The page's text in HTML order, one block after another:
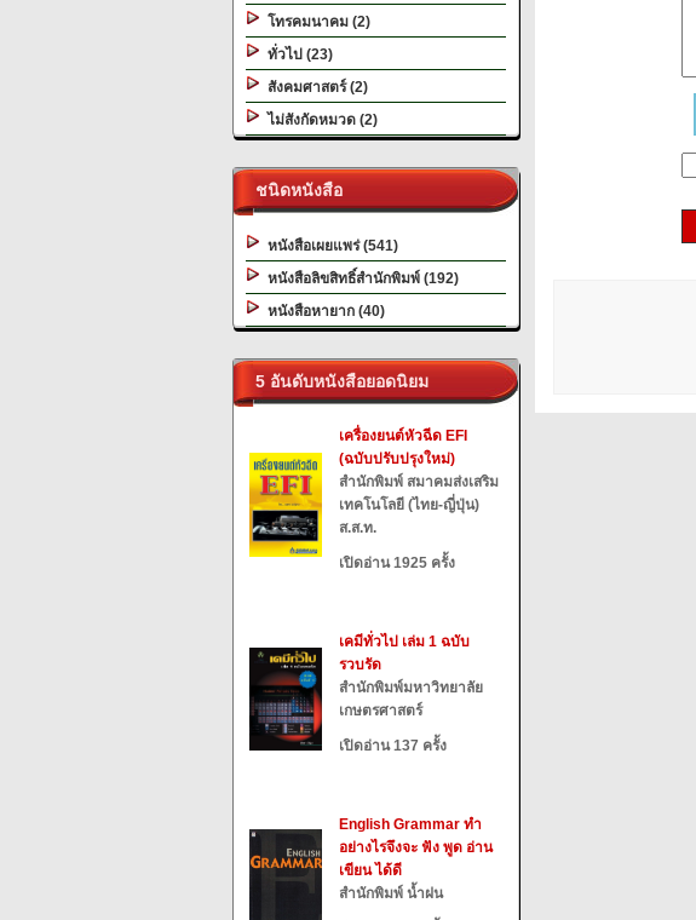
โทรคมนาคม (2)
ทั่วไป (23)
สังคมศาสตร์ (2)
ไม่สังกัดหมวด (2)
ชนิดหนังสือ
หนังสือเผยแพร่ (541)
หนังสือลิขสิทธิ์สำนักพิมพ์ (192)
หนังสือหายาก (40)
5 อันดับหนังสือยอดนิยม
เครื่องยนต์หัวฉีด EFI
(ฉบับปรับปรุงใหม่)
สำนักพิมพ์ สมาคมส่งเสริม
เทคโนโลยี (ไทย-ญี่ปุ่น)
ส.ส.ท.
เปิดอ่าน 1925 ครั้ง
เคมีทั่วไป เล่ม 1 ฉบับ
รวบรัด
สำนักพิมพ์มหาวิทยาลัย
เกษตรศาสตร์
เปิดอ่าน 137 ครั้ง
English Grammar ทำ
อย่างไรจึงจะ ฟัง พูด อ่าน
เขียน ได้ดี
สำนักพิมพ์ น้ำฝน